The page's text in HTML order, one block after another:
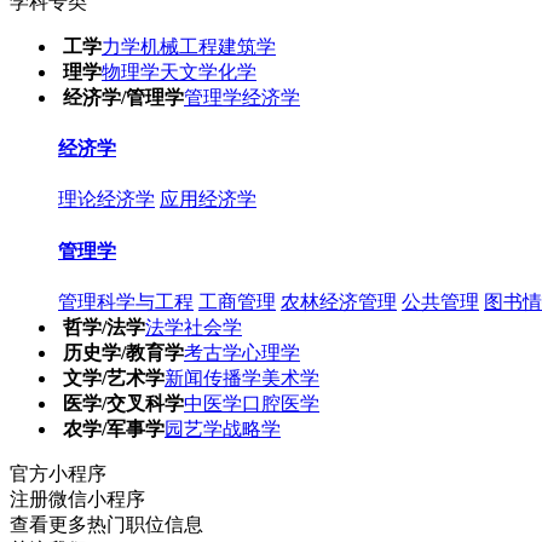
工学力学机械工程建筑学
理学物理学天文学化学
经济学/管理学管理学经济学
经济学
理论经济学 应用经济学
管理学
管理科学与工程 工商管理 农林经济管理 公共管理 图书
哲学/法学法学社会学
历史学/教育学考古学心理学
文学/艺术学新闻传播学美术学
医学/交叉科学中医学口腔医学
农学/军事学园艺学战略学
官方小程序
注册微信小程序
查看更多热门职位信息